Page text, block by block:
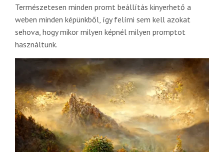
Természetesen minden promt beállítás kinyerhető a
weben minden képünkből, így felírni sem kell azokat
sehova, hogy mikor milyen képnél milyen promptot
használtunk.